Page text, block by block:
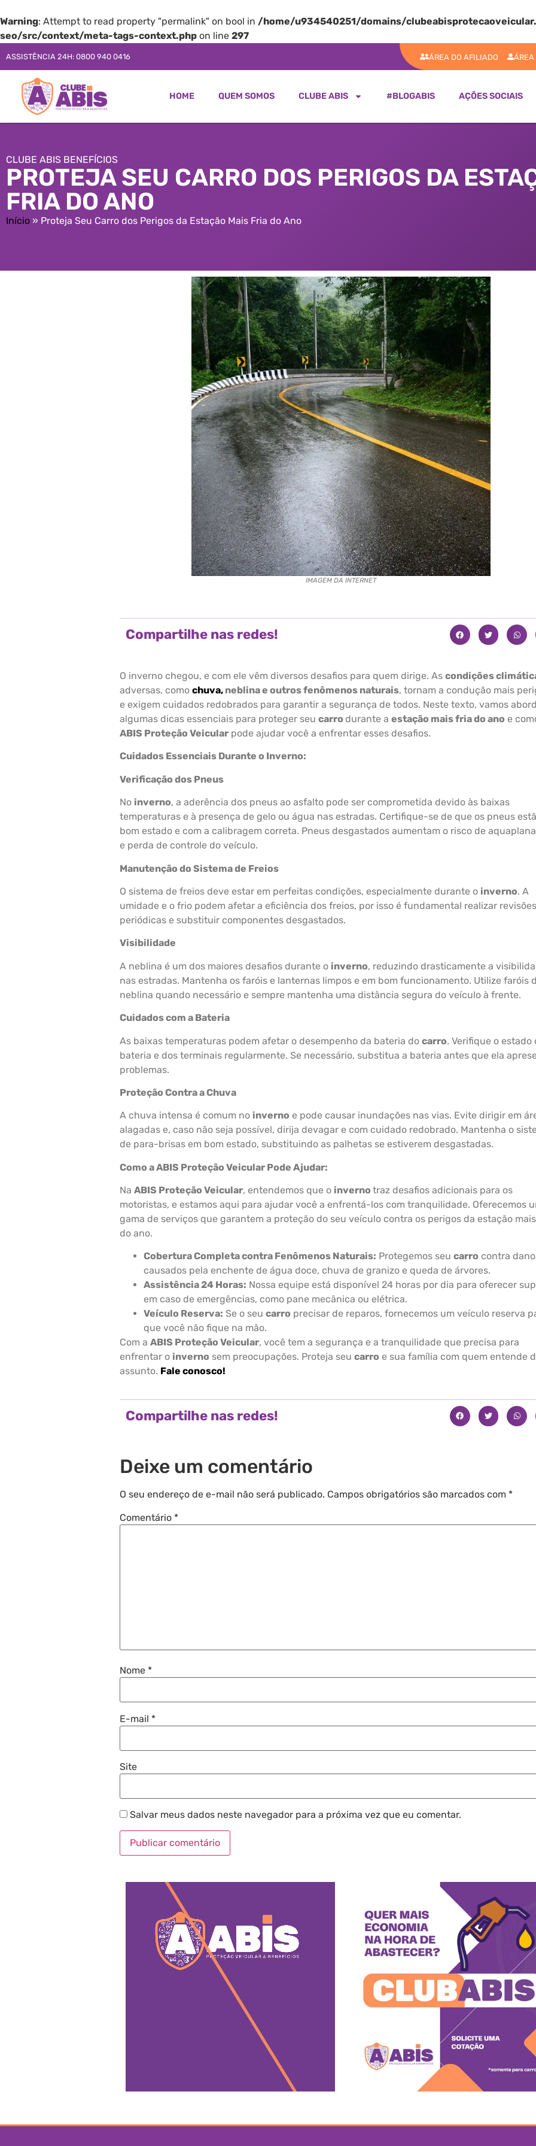
Warning: Attempt to read property "permalink" on bool in /home/u934540251/domains/
seo/src/context/meta-tags-context.php on line 297
ASSISTÊNCIA 24H: 0800 940 0416 ÁREA DO AFILIADO ÁREA
HOME QUEM SOMOS CLUBE ABIS #BLOGABIS AÇÕES SOCIAIS
CLUBE ABIS BENEFÍCIOS
PROTEJA SEU CARRO DOS PERIGOS DA
FRIA DO ANO
Início » Proteja Seu Carro dos Perigos da Estação Mais Fria do Ano
IMAGEM DA INTERNET
Compartilhe nas redes!
O inverno chegou, e com ele vêm diversos desafios para quem dirige. As condições
adversas, como chuva, neblina e outros fenômenos naturais, tornam a condução mais
e exigem cuidados redobrados para garantir a segurança de todos. Neste texto, vamos
algumas dicas essenciais para proteger seu carro durante a estação mais fria do ano e
ABIS Proteção Veicularpode ajudar você a enfrentar esses desafios.
Cuidados Essenciais Durante o Inverno:
Verificação dos Pneus
No inverno, a aderência dos pneus ao asfalto pode ser comprometida devido às baixas
temperaturas e à presença de gelo ou água nas estradas. Certifique-se de que os pneus
bom estado e com a calibragem correta. Pneus desgastados aumentam o risco de
e perda de controle do veículo.
Manutenção do Sistema de Freios
O sistema de freios deve estar em perfeitas condições, especialmente durante o inverno. A
umidade e o frio podem afetar a eficiência dos freios, por isso é fundamental realizar revisões
periódicas e substituir componentes desgastados.
Visibilidade
A neblina é um dos maiores desafios durante o inverno, reduzindo drasticamente a
nas estradas. Mantenha os faróis e lanternas limpos e em bom funcionamento. Utilize faróis
neblina quando necessário e sempre mantenha uma distância segura do veículo à frente.
Cuidados com a Bateria
As baixas temperaturas podem afetar o desempenho da bateria do carro. Verifique o estado
bateria e dos terminais regularmente. Se necessário, substitua a bateria antes que ela
problemas.
Proteção Contra a Chuva
A chuva intensa é comum no inverno e pode causar inundações nas vias. Evite dirigir em
alagadas e, caso não seja possível, dirija devagar e com cuidado redobrado. Mantenha o
de para-brisas em bom estado, substituindo as palhetas se estiverem desgastadas.
Como a ABIS Proteção Veicular Pode Ajudar:
Na ABIS Proteção Veicular, entendemos que o inverno traz desafios adicionais para os
motoristas, e estamos aqui para ajudar você a enfrentá-los com tranquilidade. Oferecemos
gama de serviços que garantem a proteção do seu veículo contra os perigos da estação
do ano.
Cobertura Completa contra Fenômenos Naturais: Protegemos seu carro contra
causados pela enchente de água doce, chuva de granizo e queda de árvores.
Assistência 24 Horas: Nossa equipe está disponível 24 horas por dia para oferecer
em caso de emergências, como pane mecânica ou elétrica.
Veículo Reserva: Se o seu carro precisar de reparos, fornecemos um veículo reserva
que você não fique na mão.
Com a ABIS Proteção Veicular, você tem a segurança e a tranquilidade que precisa para
enfrentar o inverno sem preocupações. Proteja seu carro e sua família com quem entende
assunto. Fale conosco!
Compartilhe nas redes!
Deixe um comentário
O seu endereço de e-mail não será publicado. Campos obrigatórios são marcados com *
Comentário *
Nome *
E-mail *
Site
Salvar meus dados neste navegador para a próxima vez que eu comentar.